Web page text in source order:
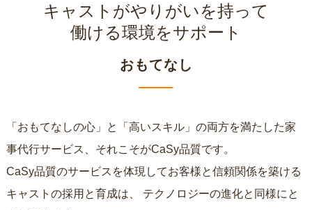
キャストがやりがいを持って
働ける環境をサポート
おもてなし
「おもてなしの心」と「高いスキル」の両方を満たした家
事代行サービス、それこそがCaSy品質です。
CaSy品質のサービスを体現してお客様と信頼関係を築ける
キャストの採用と育成は、